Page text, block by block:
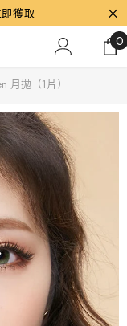
獲取
00
月拋（1片）